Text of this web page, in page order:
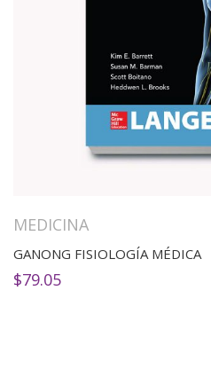
MEDICINA
GANONG FISIOLOGÍA MÉDICA
$79.05